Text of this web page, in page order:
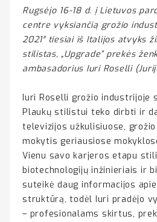
Rugsėjo 16-18 d. į Lietuvos
centre vyksiančią grožio
2021″ tiesiai iš Italijos atvyks
stilistas, „Upgrade” prekės
ambasadorius Iuri Roselli
Iuri Roselli grožio industrijoje
Plaukų stilistui teko dirbti ir
televizijos užkulisiuose,
mokytis geriausiose
Vienu savo karjeros etapu
biotechnologijų inžinieriais ir
suteikė daug informacijos
struktūrą, todėl Iuri pradėjo
– profesionalams skirtus,